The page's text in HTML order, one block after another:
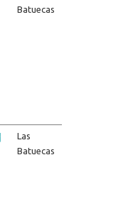
Batuecas
Las
Batuecas